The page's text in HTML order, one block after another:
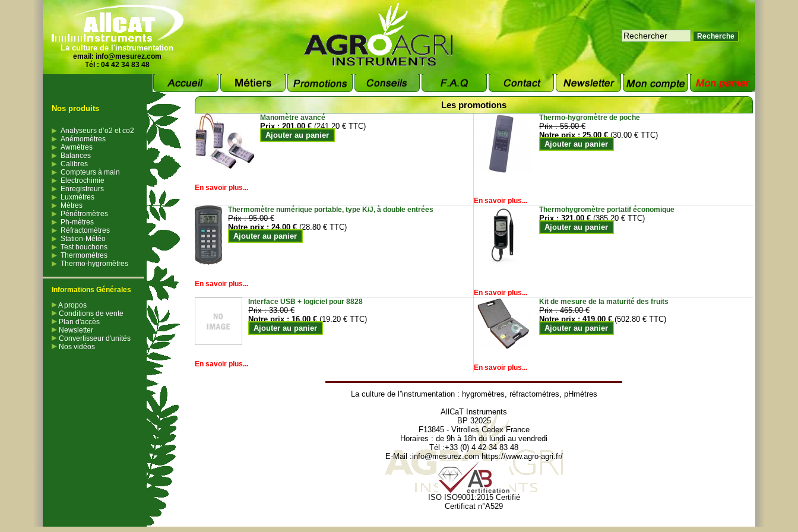
La culture de l'instrumentation
email: info@mesurez.com
Tél : 04 42 34 83 48
Nos produits
Analyseurs d’o2 et co2
Anémomètres
Awmètres
Balances
Calibres
Compteurs à main
Electrochimie
Enregistreurs
Luxmètres
Mètres
Pénétromètres
Ph-mètres
Réfractomètres
Station-Météo
Test bouchons
Thermomètres
Thermo-hygromètres
Informations Générales
A propos
Conditions de vente
Plan d'accès
Newsletter
Convertisseur d'unités
Nos vidéos
Les promotions
Manomètre avancé
Prix :201.00 € (241.20 € TTC)
Ajouter au panier
En savoir plus...
Thermo-hygromètre de poche
Prix :55.00 €
Notre prix :25.00 € (30.00 € TTC)
Ajouter au panier
En savoir plus...
Thermomètre numérique portable, type K/J, à double entrées
Prix :95.00 €
Notre prix :24.00 € (28.80 € TTC)
Ajouter au panier
En savoir plus...
Thermohygromètre portatif économique
Prix :321.00 € (385.20 € TTC)
Ajouter au panier
En savoir plus...
Interface USB + logiciel pour 8828
Prix :33.00 €
Notre prix :16.00 € (19.20 € TTC)
Ajouter au panier
En savoir plus...
Kit de mesure de la maturité des fruits
Prix :465.00 €
Notre prix :419.00 € (502.80 € TTC)
Ajouter au panier
En savoir plus...
La culture de l''instrumentation : hygromètres, réfractomètres, pHmètres
AllCaT Instruments
BP 32025
F13845 - Vitrolles Cedex France
Horaires : de 9h à 18h du lundi au vendredi
Tél :+33 (0) 4 42 34 83 48
E-Mail :info@mesurez.com https://www.agro-agri.fr/
ISO ISO9001:2015 Certifié
Certificat n°A529